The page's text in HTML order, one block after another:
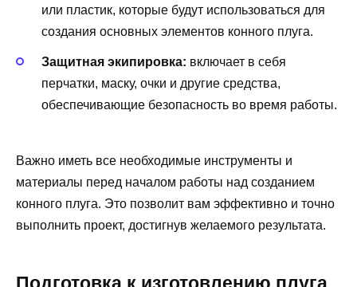
или пластик, которые будут использоваться для
создания основных элементов конного плуга.
Защитная экипировка: включает в себя
перчатки, маску, очки и другие средства,
обеспечивающие безопасность во время работы.
Важно иметь все необходимые инструменты и
материалы перед началом работы над созданием
конного плуга. Это позволит вам эффективно и точно
выполнить проект, достигнув желаемого результата.